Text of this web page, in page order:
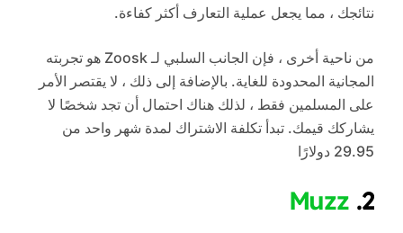
نتائجك ، مما يجعل عملية التعارف أكثر كفاءة.
من ناحية أخرى ، فإن الجانب السلبي لـ Zoosk هو تجربته
المجانية المحدودة للغاية. بالإضافة إلى ذلك ، لا يقتصر الأمر
على المسلمين فقط ، لذلك هناك احتمال أن تجد شخصًا لا
يشاركك قيمك. تبدأ تكلفة الاشتراك لمدة شهر واحد من
29.95 دولارًا
2.
Muzz